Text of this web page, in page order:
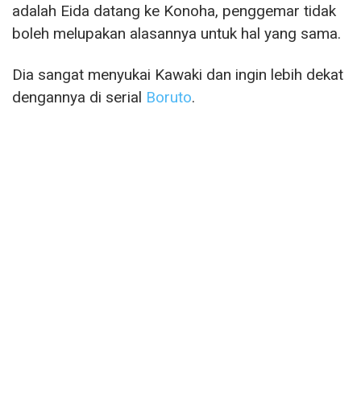
adalah Eida datang ke Konoha, penggemar tidak
boleh melupakan alasannya untuk hal yang sama.
Dia sangat menyukai Kawaki dan ingin lebih dekat
dengannya di serial Boruto.